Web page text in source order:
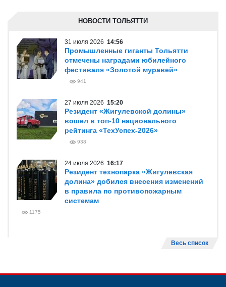
НОВОСТИ ТОЛЬЯТТИ
31 июля 2026 14:56
Промышленные гиганты Тольятти
отмечены наградами юбилейного
фестиваля «Золотой муравей»
941
27 июля 2026 15:20
Резидент «Жигулевской долины»
вошел в топ-10 национального
рейтинга «ТехУспех-2026»
938
24 июля 2026 16:17
Резидент технопарка «Жигулевская
долина» добился внесения изменений
в правила по противопожарным
системам
1175
Весь список